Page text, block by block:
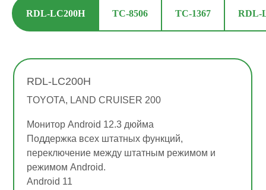
RDL-LC200H TC-8506 TC-1367 RDL-
Монитор Android 12.3 дюйма
Поддержка всех штатных функций,
переключение между штатным режимом и
режимом Android.
Android 11
RDL-LC200H
TOYOTA, LAND CRUISER 200